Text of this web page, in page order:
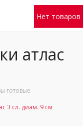
Нет товаров
атлас
готовые
3 сл. диам. 9 см